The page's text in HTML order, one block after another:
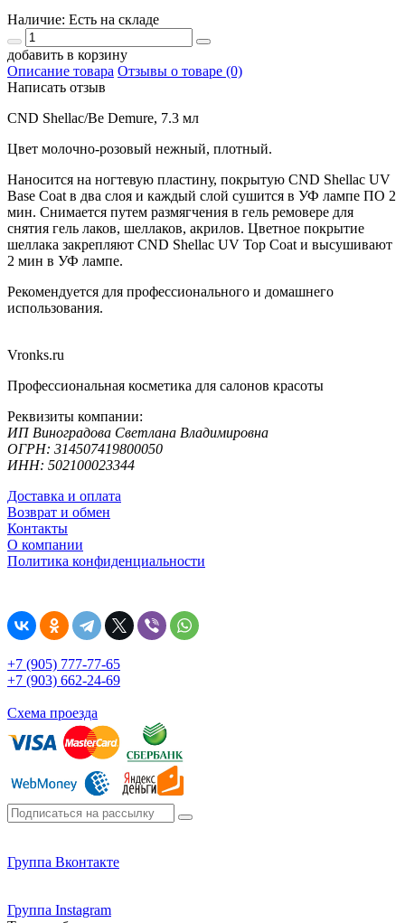
Наличие: Есть на складе
добавить в корзину
Описание товара Отзывы о товаре (0)
Написать отзыв
CND Shellac/Be Demure, 7.3 мл
Цвет молочно-розовый нежный, плотный.
Наносится на ногтевую пластину, покрытую CND Shellac UV
Base Coat в два слоя и каждый слой сушится в УФ лампе ПО 2
мин. Снимается путем размягчения в гель ремовере для
снятия гель лаков, шеллаков, акрилов. Цветное покрытие
шеллака закрепляют CND Shellac UV Top Coat и высушивают
2 мин в УФ лампе.
Рекомендуется для профессионального и домашнего
использования.
Vronks.ru
Профессиональная косметика для салонов красоты
Реквизиты компании:
ИП Виноградова Светлана Владимировна
ОГРН: 314507419800050
ИНН: 502100023344
Доставка и оплата
Возврат и обмен
Контакты
О компании
Политика конфиденциальности
+7 (905) 777-77-65
+7 (903) 662-24-69
Схема проезда
Группа Вконтакте
Группа Instagram